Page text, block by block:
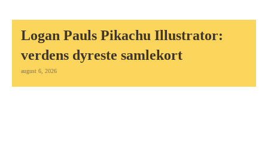
Logan Pauls Pikachu Illustrator:
verdens dyreste samlekort
august 6, 2026